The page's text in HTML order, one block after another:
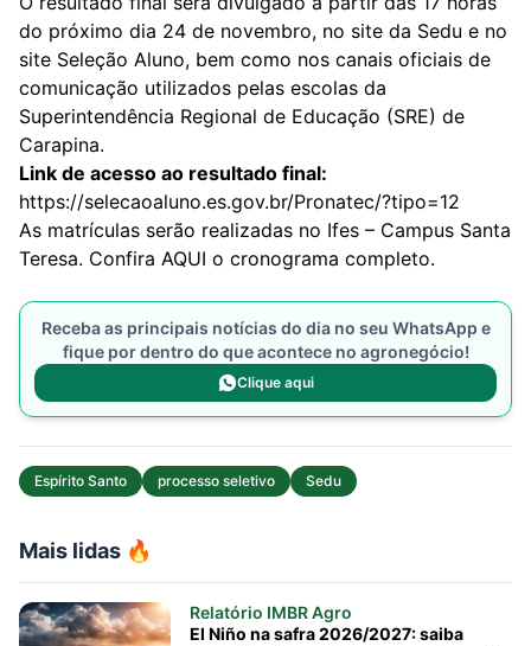
Mais lidas 🔥
Relatório IMBR Agro
El Niño na safra 2026/2027: saiba
do próximo dia 24 de novembro, no site da Sedu e no
site Seleção Aluno, bem como nos canais oficiais de
comunicação utilizados pelas escolas da
Superintendência Regional de Educação (SRE) de
Carapina.
Link de acesso ao resultado final:
https://selecaoaluno.es.gov.br/Pronatec/?tipo=12
As matrículas serão realizadas no Ifes – Campus Santa
Teresa. Confira AQUI o cronograma completo.
Receba as principais notícias do dia no seu WhatsApp e
fique por dentro do que acontece no agronegócio!
Clique aqui
Espírito Santo processo seletivo Sedu